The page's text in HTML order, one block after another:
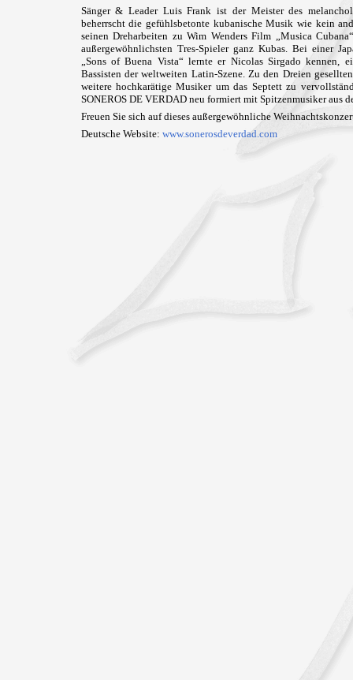
Sänger & Leader Luis Frank ist der Meister des
beherrscht die gefühlsbetonte kubanische Musik wie kein
seinen Dreharbeiten zu Wim Wenders Film „Musica
außergewöhnlichsten Tres-Spieler ganz Kubas. Bei einer
„Sons of Buena Vista“ lernte er Nicolas Sirgado kennen,
Bassisten der weltweiten Latin-Szene. Zu den Dreien
weitere hochkarätige Musiker um das Septett zu
SONEROS DE VERDAD neu formiert mit Spitzenmusiker aus
Freuen Sie sich auf dieses außergewöhnliche
Deutsche Website: www.sonerosdeverdad.com